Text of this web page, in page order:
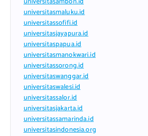
universitasmaluku.id
universitassofifi.id
universitasjayapura.id
universitaspapua.id
universitasmanokwari.id
universitassorong.id
universitaswanggar.id
universitaswalesi.id
universitassalor.id
universitasjakarta.id
universitassamarinda.id
universitasindonesia.org